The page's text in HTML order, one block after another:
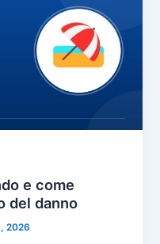
e come
del danno
2026